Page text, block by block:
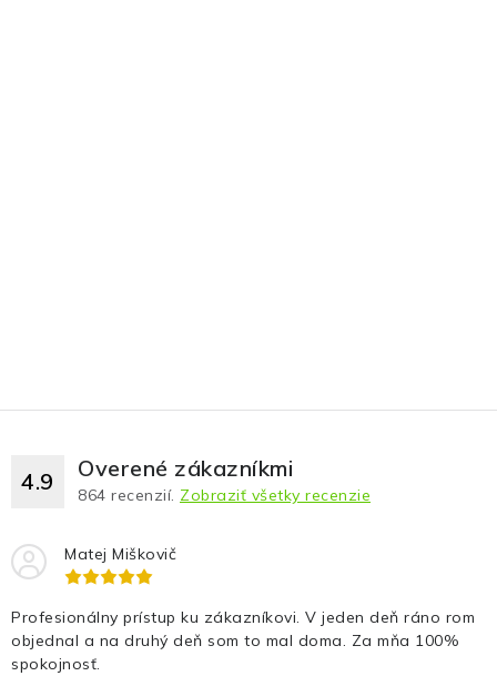
4.9 Overené zákazníkmi
864 recenzií. Zobraziť všetky recenzie
Matej Miškovič
Profesionálny prístup ku zákazníkovi. V jeden deň ráno rom
objednal a na druhý deň som to mal doma. Za mňa 100%
spokojnosť.